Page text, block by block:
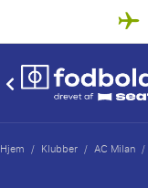
Hjem / Klubber / AC Milan /